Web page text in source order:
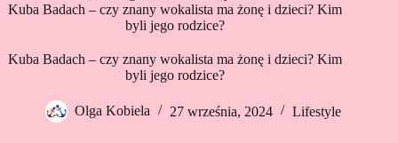
Kuba Badach – czy znany wokalista ma żonę i dzieci? Kim
byli jego rodzice?
Kuba Badach – czy znany wokalista ma żonę i dzieci? Kim
byli jego rodzice?
Olga Kobiela 27 września, 2024 Lifestyle